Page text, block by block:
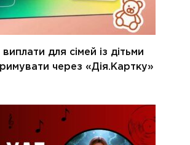
для сімей із дітьми
через «Дія.Картку»